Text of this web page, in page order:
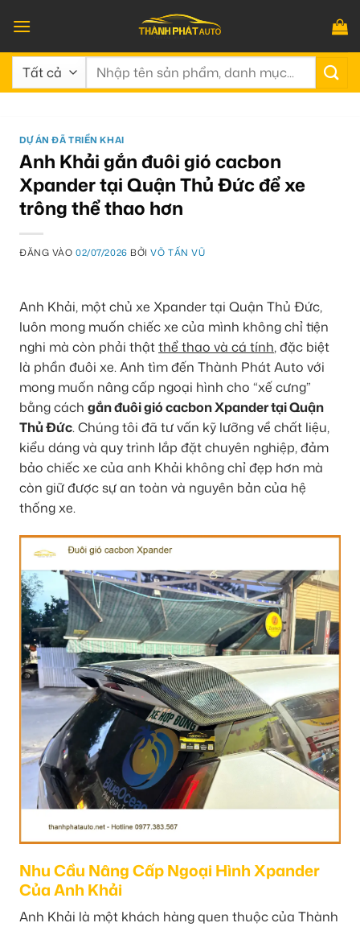
qua
nội
dung
Tìm
DỰ ÁN ĐÃ TRIỂN KHAI
Anh Khải gắn đuôi gió cacbon
Xpander tại Quận Thủ Đức để xe
trông thể thao hơn
ĐĂNG VÀO02/07/2026 BỞIVÕ TẤN VŨ
Anh Khải, một chủ xe Xpander tại Quận Thủ Đức,
luôn mong muốn chiếc xe của mình không chỉ tiện
nghi mà còn phải thậtthể thao và cá tính, đặc biệt
là phần đuôi xe. Anh tìm đến Thành Phát Auto với
mong muốn nâng cấp ngoại hình cho “xế cưng”
bằng cách gắn đuôi gió cacbon Xpander tại Quận
Thủ Đức. Chúng tôi đã tư vấn kỹ lưỡng về chất liệu,
kiểu dáng và quy trình lắp đặt chuyên nghiệp, đảm
bảo chiếc xe của anh Khải không chỉ đẹp hơn mà
còn giữ được sự an toàn và nguyên bản của hệ
thống xe.
Nhu Cầu Nâng Cấp Ngoại Hình Xpander
Của Anh Khải
Anh Khải là một khách hàng quen thuộc của Thành